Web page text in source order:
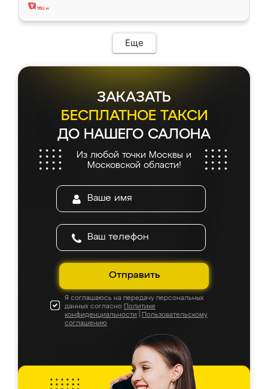
Еще
ЗАКАЗАТЬ
БЕСПЛАТНОЕ ТАКСИ
ДО НАШЕГО САЛОНА
Из любой точки Москвы и
Московской области!
Отправить
Я соглашаюсь на передачу персональных
данных согласно Политике
конфиденциальности
Пользовательскому
соглашению